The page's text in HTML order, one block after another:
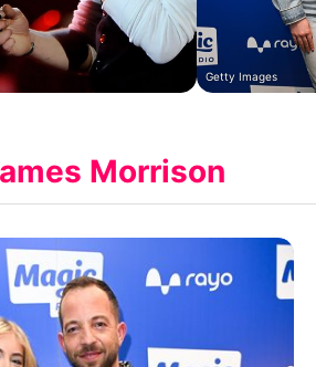
Getty Images
Morrison